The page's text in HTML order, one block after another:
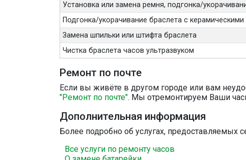
Установка или замена ремня, подгонка/
Подгонка/укорачивание браслета с
Замена шпильки или штифта браслета
Чистка браслета часов ультразвуком
Ремонт по почте
Если вы живёте в другом городе или вам
"Ремонт по почте". Мы отремонтируем Ваши
Дополнительная информация
Более подробно об услугах,
Все услуги по ремонту часов